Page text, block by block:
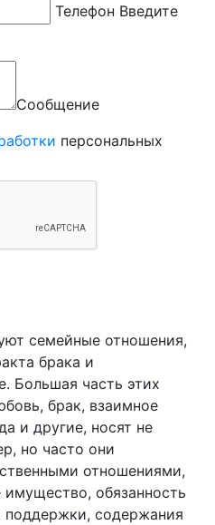
Телефон Введите
Сообщение
персональных
семейные отношения,
брака и
Большая часть этих
брак, взаимное
и другие, носят не
но часто они
отношениями,
обязанность
поддержки, содержания